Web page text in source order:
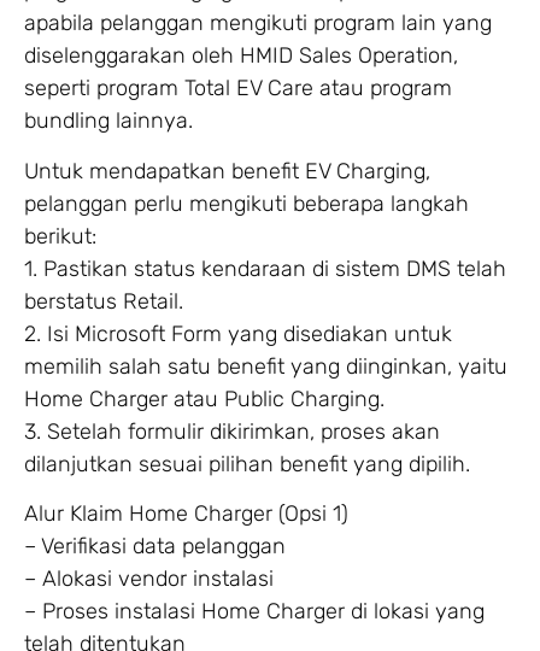
apabila pelanggan mengikuti program lain yang
diselenggarakan oleh HMID Sales Operation,
seperti program Total EV Care atau program
bundling lainnya.
Untuk mendapatkan benefit EV Charging,
pelanggan perlu mengikuti beberapa langkah
berikut:
1. Pastikan status kendaraan di sistem DMS telah
berstatus Retail.
2. Isi Microsoft Form yang disediakan untuk
memilih salah satu benefit yang diinginkan, yaitu
Home Charger atau Public Charging.
3. Setelah formulir dikirimkan, proses akan
dilanjutkan sesuai pilihan benefit yang dipilih.
Alur Klaim Home Charger (Opsi 1)
– Verifikasi data pelanggan
– Alokasi vendor instalasi
– Proses instalasi Home Charger di lokasi yang
telah ditentukan